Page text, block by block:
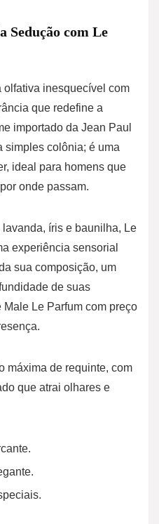
Sedução com Le
olfativa inesquecível com
que redefine a
importado da Jean Paul
simples colônia; é uma
ideal para homens que
onde passam.
íris e baunilha, Le
experiência sensorial
sua composição, um
de suas
Le Parfum com preço
máxima de requinte, com
que atrai olhares e